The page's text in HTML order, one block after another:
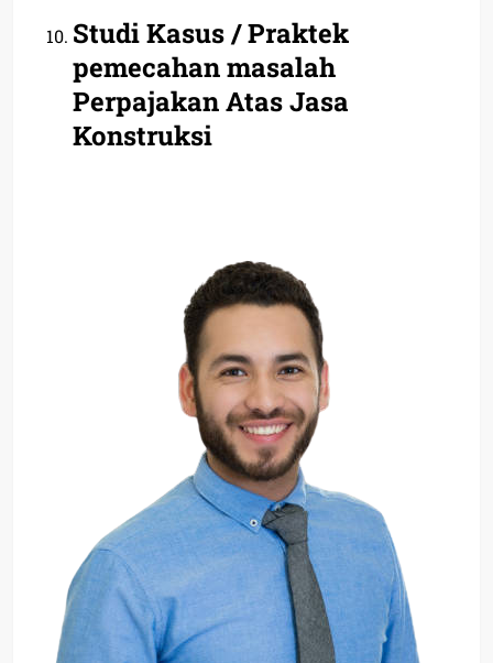
Studi Kasus / Praktek
pemecahan masalah
Perpajakan Atas Jasa
Konstruksi